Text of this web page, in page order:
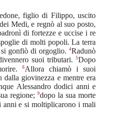
figlio di Filippo, uscito
Medi, e regnò al suo posto,
di fortezze e uccise i re
di molti popoli. La terra
gonfiò di orgoglio. 4Radunò
suoi tributari.
5Dopo
6Allora chiamò i suoi
giovinezza e mentre era
Alessandro dodici anni e
regione;9dopo la sua morte
e si moltiplicarono i mali